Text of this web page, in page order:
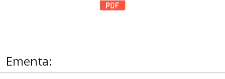
Ementa: